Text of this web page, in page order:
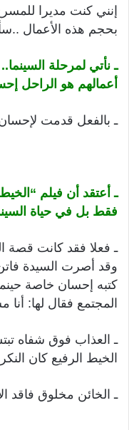
إنني كنت مديرا
بحجم هذه الأعمال
ـ نأتي لمرحلة
أعمالهم هو الراحل
ـ بالفعل قدمت لإحسان
ـ أعتقد أن فيلم
فقط بل في حياة
ـ فعلا فقد كانت قصة
وقد أصرت السيدة
كتبه إحسان خاصة
المجتمع فقال لها:
ـ العذاب فوق شفاه
الخيط الرفيع كان
ـ الخائن مخلوق فاقد